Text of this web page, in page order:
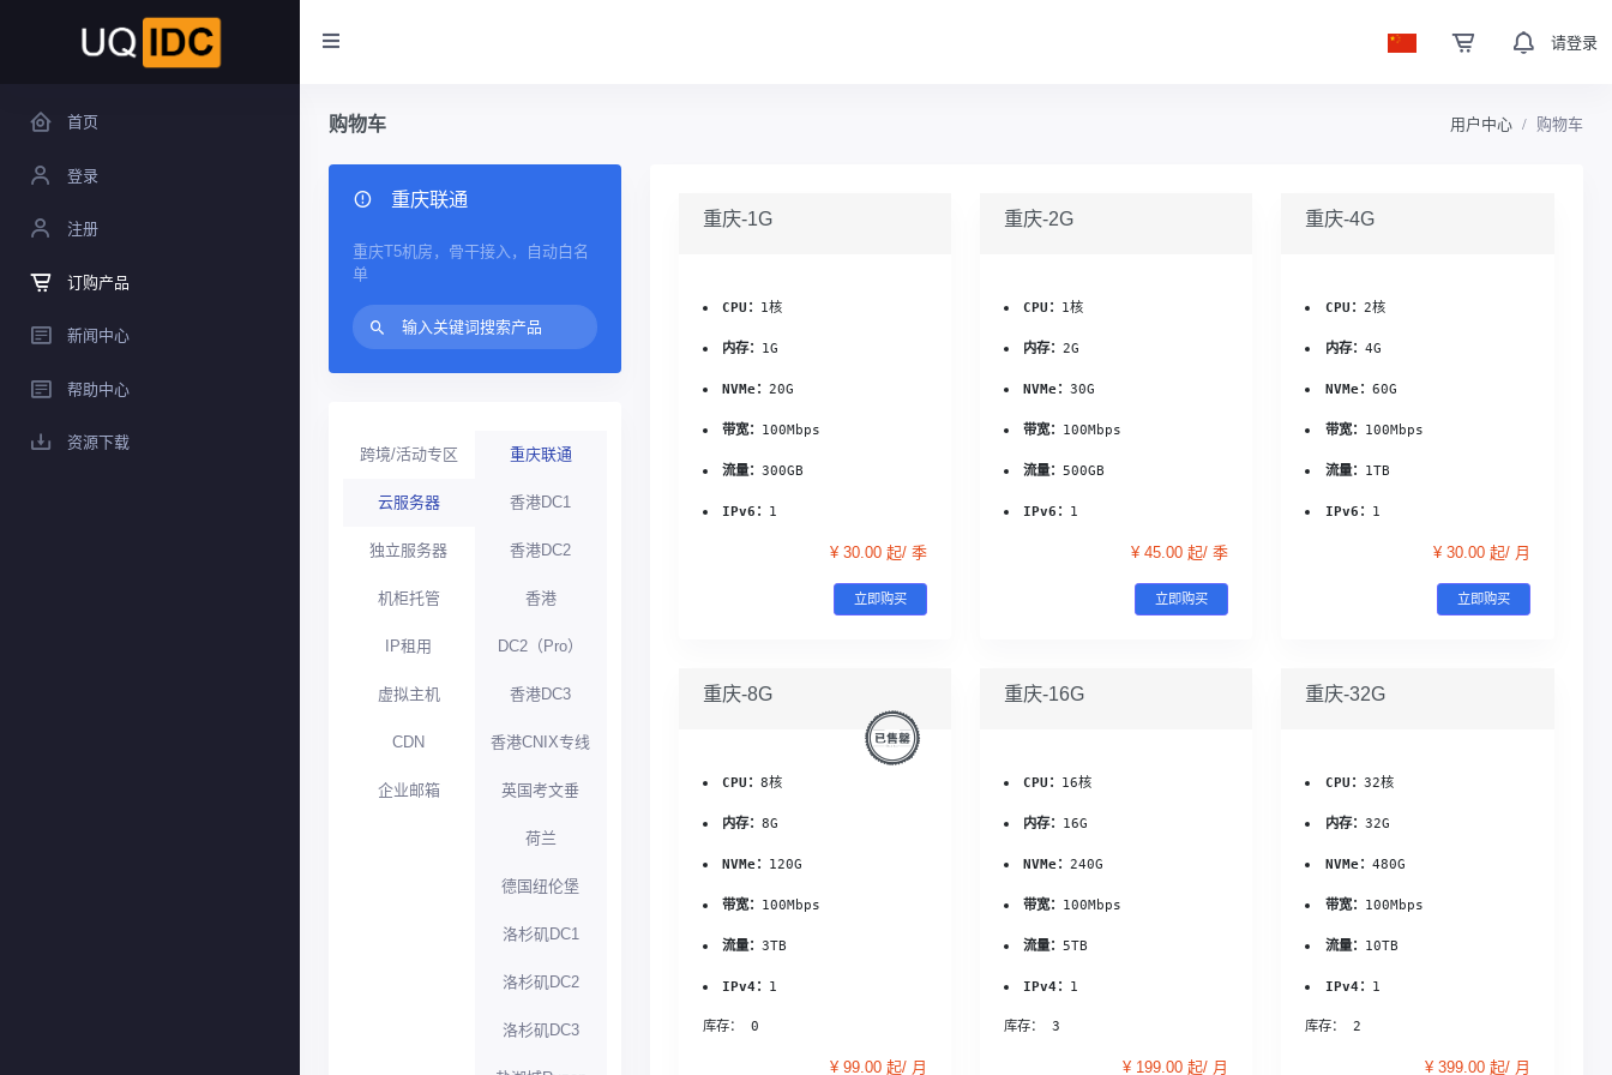
请登录
首页
登录
注册
订购产品
新闻中心
帮助中心
资源下载
购物车 用户中心 购物车
重庆联通
重庆T5机房，骨干接入，自动白名
单
跨境/活动专区
云服务器
独立服务器
机柜托管
IP租用
虚拟主机
CDN
企业邮箱
重庆联通
香港DC1
香港DC2
香港
DC2（Pro）
香港DC3
香港CNIX专线
英国考文垂
荷兰
德国纽伦堡
洛杉矶DC1
洛杉矶DC2
洛杉矶DC3
重庆-1G
CPU： 1核
内存： 1G
NVMe： 20G
带宽： 100Mbps
流量： 300GB
IPv6： 1
¥ 30.00 起/ 季
立即购买
重庆-2G
CPU： 1核
内存：2G
NVMe：30G
带宽： 100Mbps
流量：500GB
IPv6： 1
¥ 45.00 起/ 季
立即购买
重庆-4G
CPU： 2核
内存： 4G
NVMe： 60G
带宽： 100Mbps
流量： 1TB
IPv6： 1
¥ 30.00 起/ 月
立即购买
重庆-8G
CPU： 8核
内存： 8G
NVMe： 120G
带宽： 100Mbps
流量： 3TB
IPv4： 1
库存： 0
¥ 99.00 起/ 月
重庆-16G
CPU： 16核
内存： 16G
NVMe：240G
带宽： 100Mbps
流量：5TB
IPv4： 1
库存： 3
¥ 199.00 起/ 月
重庆-32G
CPU： 32核
内存： 32G
NVMe： 480G
带宽： 100Mbps
流量： 10TB
IPv4： 1
库存： 2
¥ 399.00 起/ 月